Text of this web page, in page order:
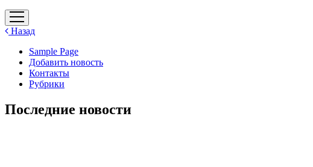
открыть
меню
Назад
Sample Page
Добавить новость
Контакты
Рубрики
Последние новости